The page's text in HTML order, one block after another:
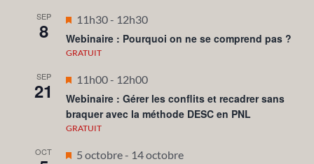
SEP
8
Mis
en
avant
11h30- 12h30
Webinaire : Pourquoi on ne se comprend pas ?
GRATUIT
SEP
21
Mis
en
avant
11h00- 12h00
Webinaire : Gérer les conflits et recadrer sans
braquer avec la méthode DESC en PNL
GRATUIT
OCT
Mis
5 octobre- 14 octobre